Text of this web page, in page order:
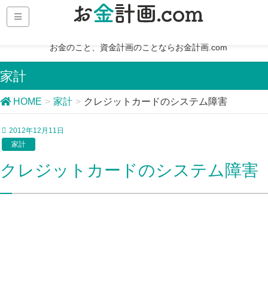
お金のこと、資金計画のことならお金計画.com
家計
HOME 家計 クレジットカードのシステム障害
2012年12月11日
家計
クレジットカードのシステム障害